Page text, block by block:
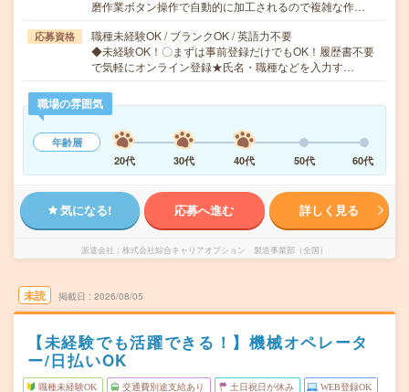
磨作業ボタン操作で自動的に加工されるので複雑な作…
応募資格
職種未経験OK / ブランクOK / 英語力不要
◆未経験OK！〇まずは事前登録だけでもOK！履歴書不要
で気軽にオンライン登録★氏名・職種などを入力す…
職場の雰囲気
年齢層
20代
30代 40代 50代 60代
気になる! 応募へ進む 詳しく見る
派遣会社 株式会社綜合キャリアオプション 製造事業部（全国）
未読 掲載日 2026/08/05
【未経験でも活躍できる！】機械オペレータ
ー/日払いOK
職種未経験OK 交通費別途支給あり 土日祝日が休み WEB登録OK